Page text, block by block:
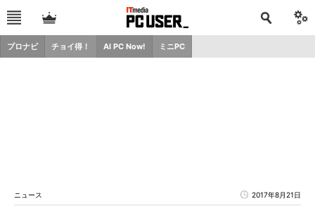
プロナビ チョイ得！ AI PC Now! ミニPC
ニュース 2017年8月21日